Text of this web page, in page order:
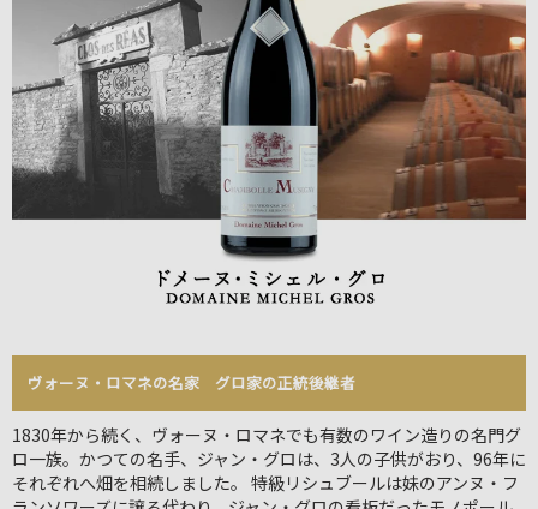
ヴォーヌ・ロマネの名家 グロ家の正統後継者
1830年から続く、ヴォーヌ・ロマネでも有数のワイン造りの名門グ
ロ一族。かつての名手、ジャン・グロは、3人の子供がおり、96年に
それぞれへ畑を相続しました。 特級リシュブールは妹のアンヌ・フ